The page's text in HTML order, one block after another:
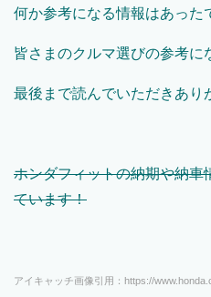
何か参考になる情報はあった
皆さまのクルマ選びの参考に
最後まで読んでいただきあり
ホンダフィットの納期や納車
ています！
アイキャッチ画像引用：https://